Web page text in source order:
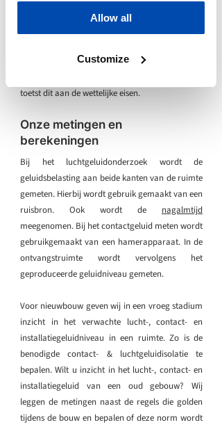
services.
Allow all
Customize
wordt installatiegeluid genoemd. Als zo’n
van de wettelijke norm. Equipe Adviseurs
toetst dit aan de wettelijke eisen.
Onze metingen en
berekeningen
Bij het luchtgeluidonderzoek wordt de
geluidsbelasting aan beide kanten van de ruimte
gemeten. Hierbij wordt gebruik gemaakt van een
ruisbron. Ook wordt de nagalmtijd
meegenomen. Bij het contactgeluid meten wordt
gebruikgemaakt van een hamerapparaat. In de
ontvangstruimte wordt vervolgens het
geproduceerde geluidniveau gemeten.
Voor nieuwbouw geven wij in een vroeg stadium
inzicht in het verwachte lucht-, contact- en
installatiegeluidniveau in een ruimte. Zo is de
benodigde contact- & luchtgeluidisolatie te
bepalen. Wilt u inzicht in het lucht-, contact- en
installatiegeluid van een oud gebouw? Wij
leggen de metingen naast de regels die golden
tijdens de bouw en bepalen of deze norm wordt